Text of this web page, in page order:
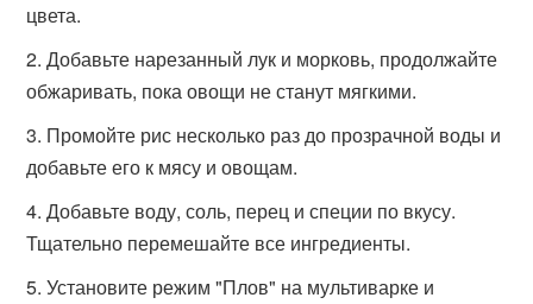
цвета.
Добавьте нарезанный лук и морковь, продолжайте
обжаривать, пока овощи не станут мягкими.
Промойте рис несколько раз до прозрачной воды и
добавьте его к мясу и овощам.
Добавьте воду, соль, перец и специи по вкусу.
Тщательно перемешайте все ингредиенты.
Установите режим "Плов" на мультиварке и